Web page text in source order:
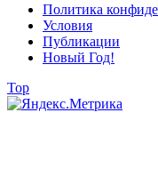
Политика
Условия
Публикации
Новый Год!
Top